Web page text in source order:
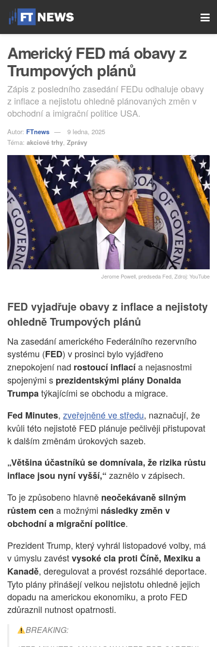
Americký FED má obavy z
Trumpových plánů
Zápis z posledního zasedání FEDu odhaluje obavy
z inflace a nejistotu ohledně plánovaných změn v
obchodní a imigrační politice USA.
Autor: FTnews
9 ledna, 2025
Téma: akciové trhy, Zprávy
Jerome Powell, predseda Fed, Zdroj: YouTube
FED vyjadřuje obavy z inflace a nejistoty
ohledně Trumpových plánů
Na zasedání amerického Federálního rezervního
systému (FED) v prosinci bylo vyjádřeno
znepokojení nad rostoucí inflacía nejasnostmi
spojenými s prezidentskými plány Donalda
Trumpatýkajícími se obchodu a migrace.
Fed Minutes, zveřejněné ve středu, naznačují, že
kvůli této nejistotě FED plánuje pečlivěji přistupovat
k dalším změnám úrokových sazeb.
„Většina účastníků se domnívala, že rizika růstu
inflace jsou nyní vyšší,“ zaznělo v zápisech.
To je způsobeno hlavně neočekávaně silným
růstem cen a možnými následky změn v
obchodní a migrační politice.
Prezident Trump, který vyhrál listopadové volby, má
v úmyslu zavéstvysoké cla proti Číně, Mexiku a
Kanadě, deregulovat a provést rozsáhlé deportace.
Tyto plány přinášejí velkou nejistotu ohledně jejich
dopadu na americkou ekonomiku, a proto FED
zdůraznil nutnost opatrnosti.
BREAKING: